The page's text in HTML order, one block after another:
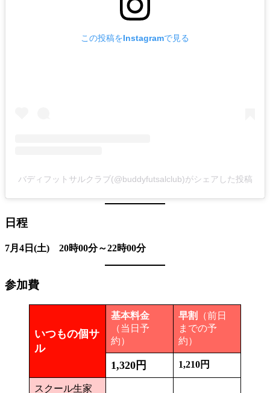
この投稿をInstagramで見る
バディフットサルクラブ(@buddyfutsalclub)がシェアした投稿
日程
7月4日(土) 20時00分～22時00分
参加費
いつもの個サ
ル
基本料金
（当日予
約）
早割
（前日
までの予
約）
1,320円 1,210円
スクール生家